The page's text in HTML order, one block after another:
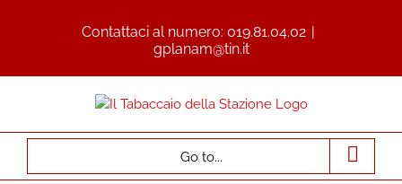
Contattaci al numero: 019.81.04.02 |
gplanam@tin.it
Go to...